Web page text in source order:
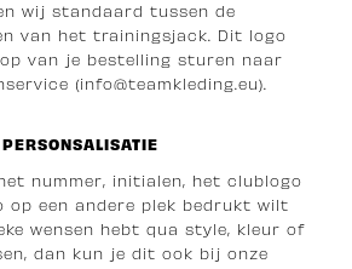
wij standaard tussen de
van het trainingsjack. Dit logo
van je bestelling sturen naar
(info@teamkleding.eu).
PERSONSALISATIE
nummer, initialen, het clublogo
op een andere plek bedrukt wilt
wensen hebt qua style, kleur of
dan kun je dit ook bij onze